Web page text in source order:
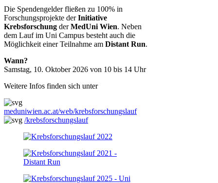
Die Spendengelder fließen zu 100% in
Forschungsprojekte derInitiative
Krebsforschung derMedUni Wien. Neben
dem Lauf im Uni Campus besteht auch die
Möglichkeit einer Teilnahme am Distant Run.
Wann?
Samstag, 10. Oktober 2026 von 10 bis 14 Uhr
Weitere Infos finden sich unter
meduniwien.ac.at/web/krebsforschungslauf
/krebsforschungslauf